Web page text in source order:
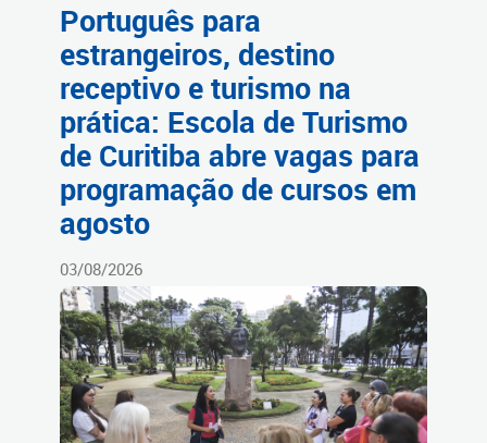
Português para
estrangeiros, destino
receptivo e turismo na
prática: Escola de Turismo
de Curitiba abre vagas para
programação de cursos em
agosto
03/08/2026